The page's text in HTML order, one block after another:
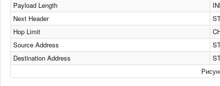
Payload Length
Next Header
Hop Limit
Source Address
Destination Address